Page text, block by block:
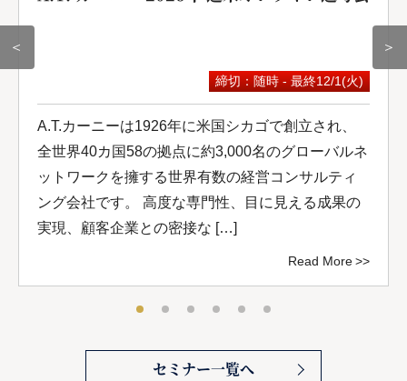
＜
締切：随時 - 最終12/1(火)
A.T.カーニーは1926年に米国シカゴで創立され、
全世界40カ国58の拠点に約3,000名のグローバルネ
ットワークを擁する世界有数の経営コンサルティ
ング会社です。 高度な専門性、目に見える成果の
実現、顧客企業との密接な […]
Read More
＞
セミナー一覧へ